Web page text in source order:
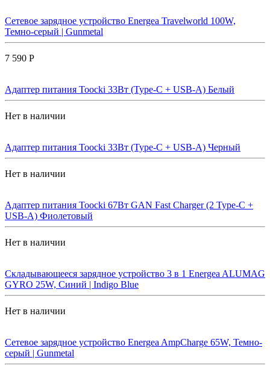
Сетевое зарядное устройство Energea Travelworld 100W,
Темно-серый | Gunmetal
7 590 Р
Адаптер питания Toocki 33Вт (Type-C + USB-A) Белый
Нет в наличии
Адаптер питания Toocki 33Вт (Type-C + USB-A) Черный
Нет в наличии
Адаптер питания Toocki 67Вт GAN Fast Charger (2 Type-C +
USB-A) Фиолетовый
Нет в наличии
Складывающееся зарядное устройство 3 в 1 Energea ALUMAG
GYRO 25W, Синий | Indigo Blue
Нет в наличии
Сетевое зарядное устройство Energea AmpCharge 65W, Темно-
серый | Gunmetal